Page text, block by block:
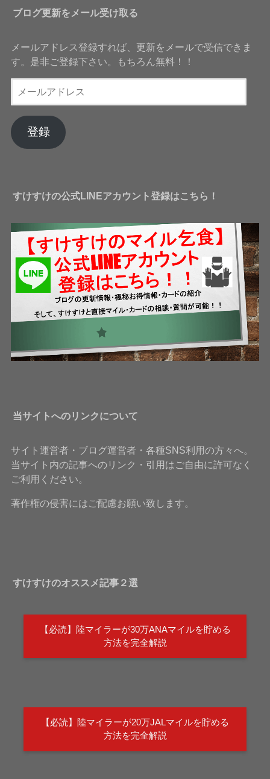
ブログ更新をメール受け取る
メールアドレス登録すれば、更新をメールで受信できま
す。是非ご登録下さい。もちろん無料！！
ア
ド
登録
すけすけの公式LINEアカウント登録はこちら！
当サイトへのリンクについて
サイト運営者・ブログ運営者・各種SNS利用の方々へ。
当サイト内の記事へのリンク・引用はご自由に許可なく
ご利用ください。
著作権の侵害にはご配慮お願い致します。
すけすけのオススメ記事２選
【必読】陸マイラーが30万ANAマイルを貯める
方法を完全解説
【必読】陸マイラーが20万JALマイルを貯める
方法を完全解説